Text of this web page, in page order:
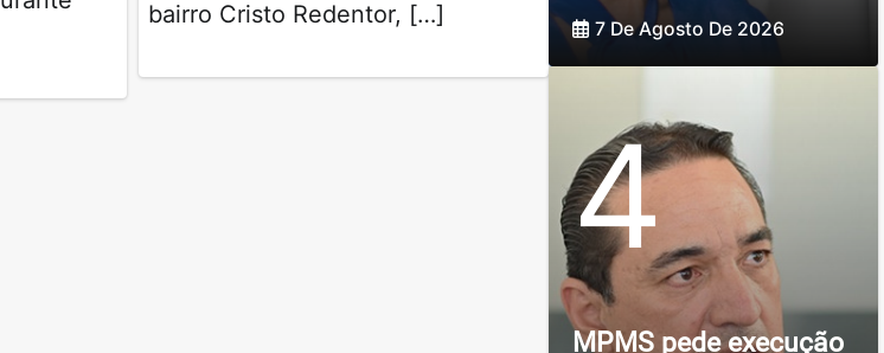
bairro Cristo Redentor, […]
7 De Agosto De 2026
4
MPMS pede execução